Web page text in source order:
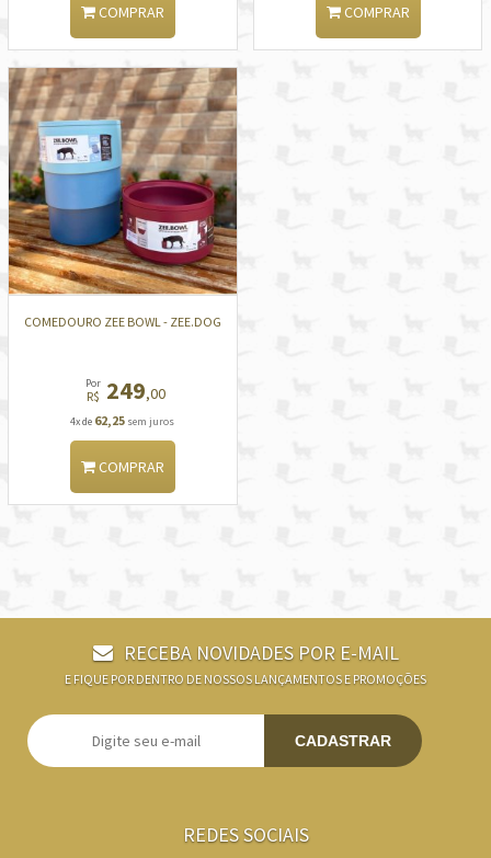
COMPRAR COMPRAR
COMEDOURO ZEE BOWL - ZEE.DOG
Por
R$ 249,00
4x de 62,25 sem juros
COMPRAR
RECEBA NOVIDADES POR E-MAIL
E FIQUE POR DENTRO DE NOSSOS LANÇAMENTOS E PROMOÇÕES
CADASTRAR
REDES SOCIAIS